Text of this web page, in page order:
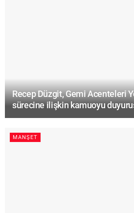
Recep Düzgit, Gemi Acenteleri
sürecine ilişkin kamuoyu
MANŞET